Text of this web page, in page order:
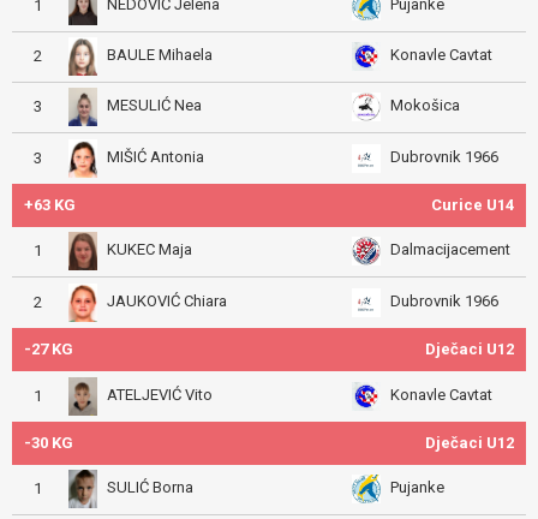
1 NEDOVIĆ Jelena Pujanke
2 BAULE Mihaela Konavle Cavtat
3 MESULIĆ Nea Mokošica
3 MIŠIĆ Antonia Dubrovnik 1966
+63 KG Curice U14
1 KUKEC Maja Dalmacijacement
2 JAUKOVIĆ Chiara Dubrovnik 1966
-27 KG Dječaci U12
1 ATELJEVIĆ Vito Konavle Cavtat
-30 KG Dječaci U12
1 SULIĆ Borna Pujanke